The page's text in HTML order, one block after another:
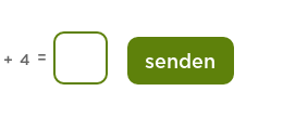
+ 4 = senden